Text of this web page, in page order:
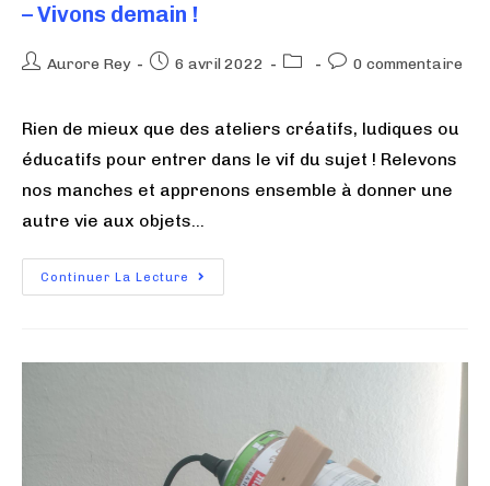
– Vivons demain !
Aurore Rey 6 avril 2022 0 commentaire
Rien de mieux que des ateliers créatifs, ludiques ou
éducatifs pour entrer dans le vif du sujet ! Relevons
nos manches et apprenons ensemble à donner une
autre vie aux objets…
Continuer La Lecture